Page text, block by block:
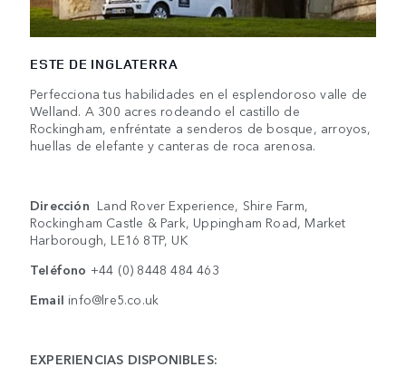
ESTE DE INGLATERRA
Perfecciona tus habilidades en el esplendoroso valle de
Welland. A 300 acres rodeando el castillo de
Rockingham, enfréntate a senderos de bosque, arroyos,
huellas de elefante y canteras de roca arenosa.
Dirección Land Rover Experience, Shire Farm,
Rockingham Castle & Park, Uppingham Road, Market
Harborough, LE16 8TP, UK
Teléfono +44 (0) 8448 484 463
Email info@lre5.co.uk
EXPERIENCIAS DISPONIBLES: